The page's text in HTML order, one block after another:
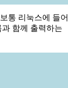
통 리눅스에 들어
함께 출력하는